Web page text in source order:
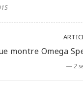
montre Omega
― 2